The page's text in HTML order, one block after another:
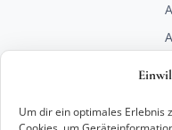
Um dir ein optimales Erlebnis